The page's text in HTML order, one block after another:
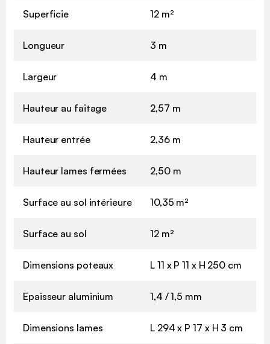
Superficie 12 m²
Longueur 3 m
Largeur 4 m
Hauteur au faitage 2,57 m
Hauteur entrée 2,36 m
Hauteur lames fermées 2,50 m
Surface au sol intérieure 10,35 m²
Surface au sol 12 m²
Dimensions poteaux L 11 x P 11 x H 250 cm
Epaisseur aluminium 1,4 / 1,5 mm
Dimensions lames L 294 x P 17 x H 3 cm